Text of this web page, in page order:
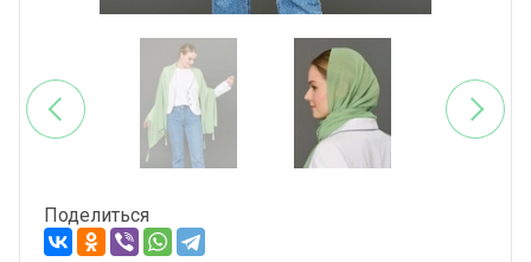
Поделиться